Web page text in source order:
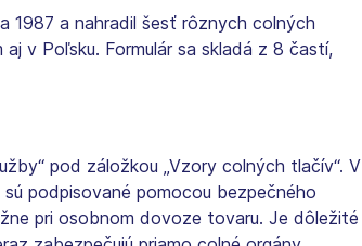
1987 a nahradil šesť rôznych colných
v Poľsku. Formulár sa skladá z 8 častí,
pod záložkou „Vzory colných tlačív“. V
sú podpisované pomocou bezpečného
pri osobnom dovoze tovaru. Je dôležité